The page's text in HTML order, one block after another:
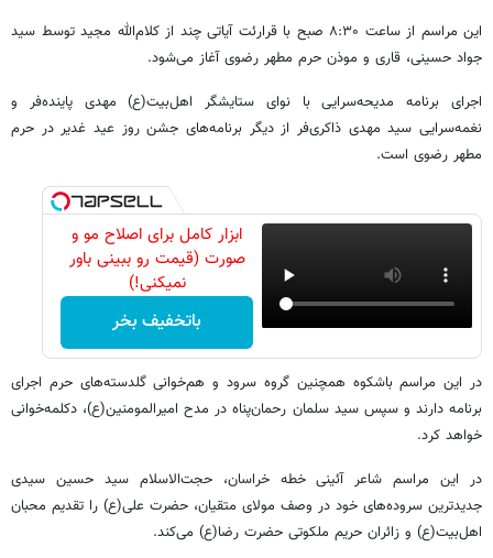
این مراسم از ساعت ۸:۳۰ صبح با قرارئت آیاتی چند از کلام‌الله مجید توسط سید
جواد حسینی، قاری و موذن حرم مطهر رضوی آغاز می‌شود.
اجرای برنامه مدیحه‌سرایی با نوای ستایشگر اهل‌بیت(ع) مهدی پاینده‌فر و
نغمه‌سرایی سید مهدی ذاکری‌فر از دیگر برنامه‌های جشن روز عید غدیر در حرم
مطهر رضوی است.
ابزار کامل برای اصلاح مو و
صورت (قیمت رو ببینی باور
نمیکنی!)
باتخفیف بخر
در این مراسم باشکوه همچنین گروه سرود و هم‌خوانی گلدسته‌های حرم اجرای
برنامه دارند و سپس سید سلمان رحمان‌پناه در مدح امیرالمومنین(ع)، دکلمه‌خوانی
خواهد کرد.
در این مراسم شاعر آئینی خطه خراسان، حجت‌الاسلام سید حسین سیدی
جدیدترین سروده‌های خود در وصف مولای متقیان، حضرت علی(ع) را تقدیم محبان
اهل‌بیت(ع) و زائران حریم ملکوتی حضرت رضا(ع) می‌کند.